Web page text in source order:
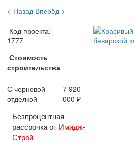
< Назад Вперёд >
Код проекта:
1777
Стоимость
строительства
С черновой
отделкой
7 920
000 ₽
Безпроцентная
рассрочка от Имидж-
Строй